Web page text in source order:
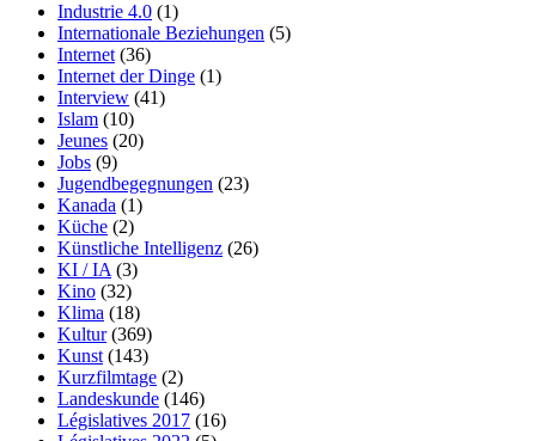
Industrie 4.0 (1)
Internationale Beziehungen (5)
Internet (36)
Internet der Dinge (1)
Interview (41)
Islam (10)
Jeunes (20)
Jobs (9)
Jugendbegegnungen (23)
Kanada (1)
Küche (2)
Künstliche Intelligenz (26)
KI / IA (3)
Kino (32)
Klima (18)
Kultur(369)
Kunst (143)
Kurzfilmtage (2)
Landeskunde (146)
Législatives 2017 (16)